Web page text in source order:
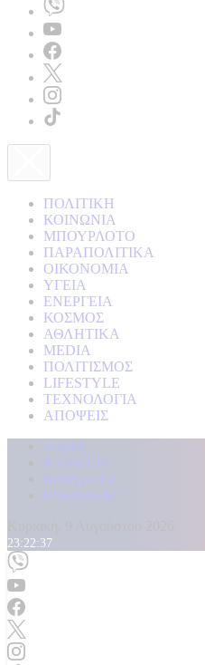
ΠΟΛΙΤΙΚΗ
ΚΟΙΝΩΝΙΑ
ΜΠΟΥΡΛΟΤΟ
ΠΑΡΑΠΟΛΙΤΙΚΑ
ΟΙΚΟΝΟΜΙΑ
ΥΓΕΙΑ
ΕΝΕΡΓΕΙΑ
ΚΟΣΜΟΣ
ΑΘΛΗΤΙΚΑ
MEDIA
ΠΟΛΙΤΙΣΜΟΣ
LIFESTYLE
ΤΕΧΝΟΛΟΓΙΑ
ΑΠΟΨΕΙΣ
Αρχική
Kontra Live
Καταγγελίες
Επικοινωνία
23:22:39